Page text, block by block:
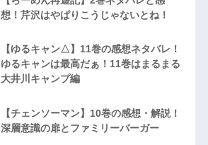
想！芹沢はやぱりこうじゃないとね！
【ゆるキャン△】11巻の感想ネタバレ！
ゆるキャンは最高だぁ！11巻はまるまる
大井川キャンプ編
【チェンソーマン】10巻の感想・解説！
深層意識の扉とファミリーバーガー